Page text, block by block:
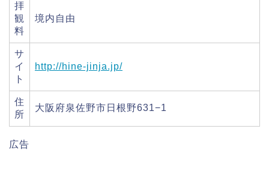
拝
観
料
境内自由
サ
イ
ト
http://hine-jinja.jp/
住
所
大阪府泉佐野市日根野631−1
広告